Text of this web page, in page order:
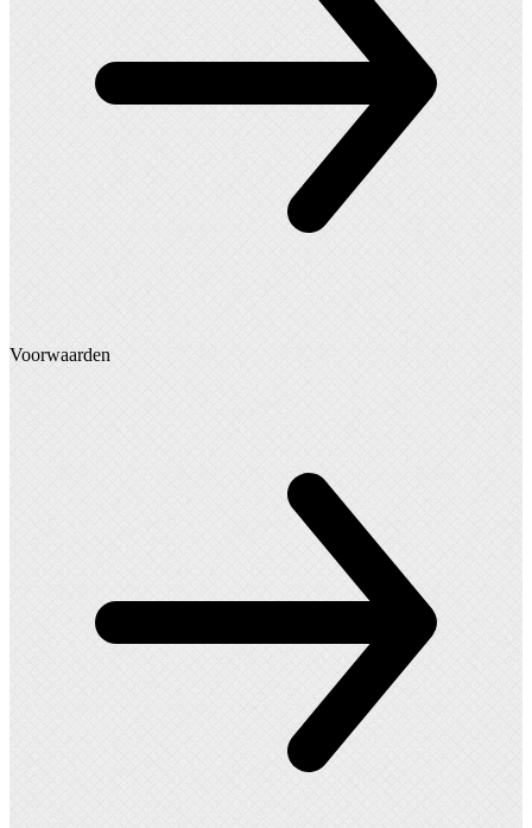
Voorwaarden